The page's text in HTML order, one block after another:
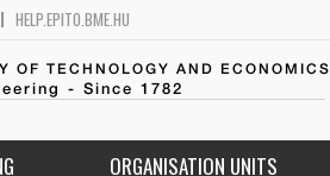
HELP.EPITO.BME.HU
OF TECHNOLOGY AND ECONOMICS
- Since 1782
ORGANISATION UNITS